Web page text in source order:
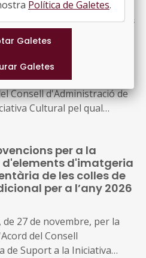
per a activitats culturals
popular i tradicional i amb
impulsar espectacles
popular i tradicional
30 de març, per la qual es
Consell d'Administració de
Cultural pel qual
relacionats amb la cultura
per a la
d'imatgeria
de les colles de
per a l’any 2026
27 de novembre, per la
del Consell
de Suport a la Iniciativa
Política de Galetes.